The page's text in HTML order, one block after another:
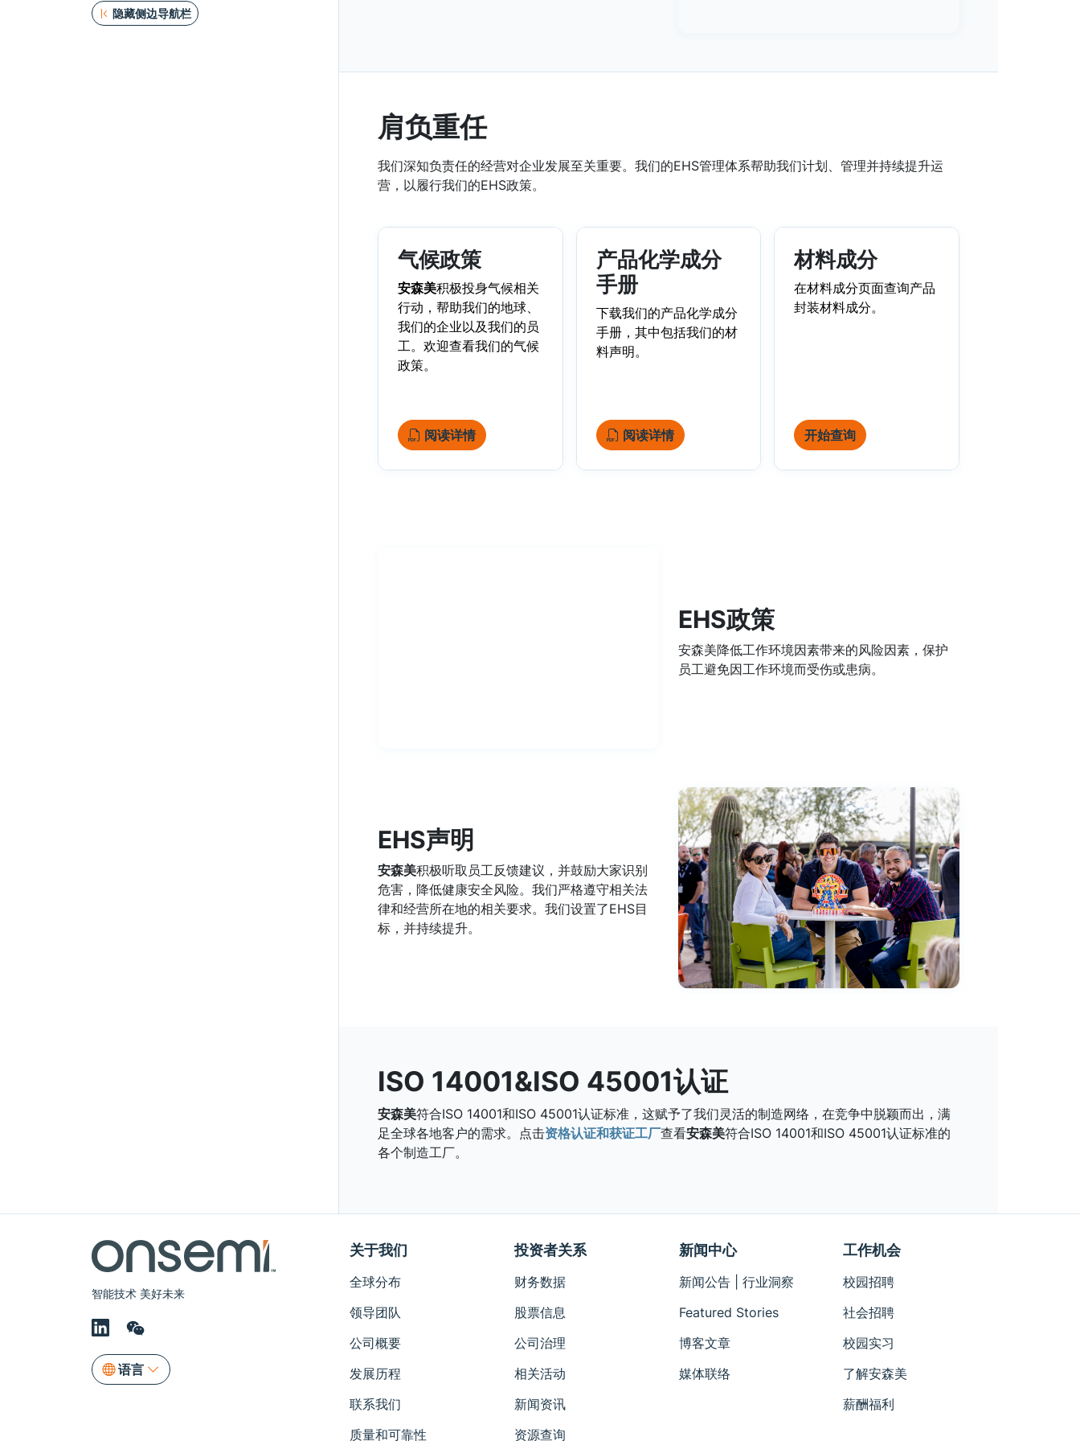
隐藏侧边导航栏
肩负重任
我们深知负责任的经营对企业发展至关重要。我们的EHS管理体系帮助我们计划、管理并持续提升运
营，以履行我们的EHS政策。
气候政策
安森美积极投身气候相关
行动，帮助我们的地球、
我们的企业以及我们的员
工。欢迎查看我们的气候
政策。
阅读详情
产品化学成分
手册
下载我们的产品化学成分
手册，其中包括我们的材
料声明。
阅读详情
材料成分
在材料成分页面查询产品
封装材料成分。
开始查询
EHS政策
安森美降低工作环境因素带来的风险因素，保护
员工避免因工作环境而受伤或患病。
EHS声明
安森美积极听取员工反馈建议，并鼓励大家识别
危害，降低健康安全风险。我们严格遵守相关法
律和经营所在地的相关要求。我们设置了EHS目
标，并持续提升。
ISO 14001&ISO 45001认证
安森美符合ISO 14001和ISO 45001认证标准，这赋予了我们灵活的制造网络，在竞争中脱颖而出，满
足全球各地客户的需求。点击资格认证和获证工厂查看安森美符合ISO 14001和ISO 45001认证标准的
各个制造工厂。
智能技术 美好未来
语言
关于我们
全球分布
领导团队
公司概要
发展历程
联系我们
质量和可靠性
投资者关系
财务数据
股票信息
公司治理
相关活动
新闻资讯
资源查询
新闻中心
新闻公告 | 行业洞察
Featured Stories
博客文章
媒体联络
工作机会
校园招聘
社会招聘
校园实习
了解安森美
薪酬福利